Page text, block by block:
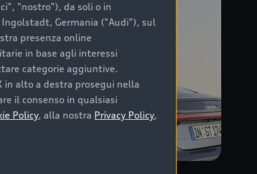
"nostro"), da soli o in
Germania ("Audi"), sul
presenza online
in base agli interessi
categorie aggiuntive.
alto a destra prosegui nella
il consenso in qualsiasi
Policy, alla nostra Privacy Policy,